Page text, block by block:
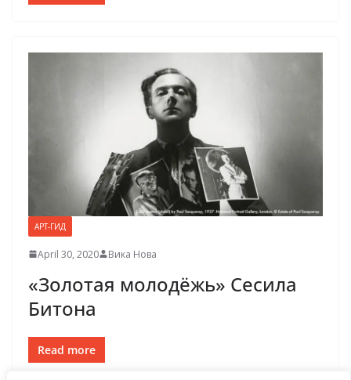
АРТ-ГИД
April 30, 2020 Вика Нова
«Золотая молодёжь» Сесила
Битона
Read more